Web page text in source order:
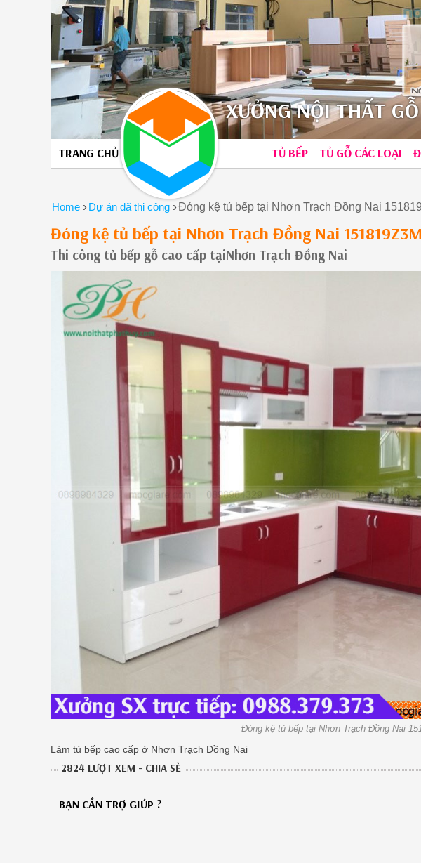
XƯỞNG NỘI THẤT
TRANG CHỦ TỦ BẾP TỦ GỖ CÁC LOẠI
Home ›Dự án đã thi công ›Đóng kệ tủ bếp tại Nhơn Trạch Đồng Nai
Đóng kệ tủ bếp tại Nhơn Trạch Đồng Nai 151819Z3M
Thi công tủ bếp gỗ cao cấp tạiNhơn Trạch Đồng Nai
Đóng kệ tủ bếp tại Nhơn Trạch Đồng Nai
Làm tủ bếp cao cấp ở Nhơn Trạch Đồng Nai
2824 LƯỢT XEM - CHIA SẺ
BẠN CẦN TRỢ GIÚP ?